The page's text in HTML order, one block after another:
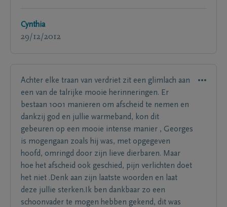
Cynthia
29/12/2012
Achter elke traan van verdriet zit een glimlach aan
een van de talrijke mooie herinneringen. Er
bestaan 1001 manieren om afscheid te nemen en
dankzij god en jullie warmeband, kon dit
gebeuren op een mooie intense manier , Georges
is mogengaan zoals hij was, met opgegeven
hoofd, omringd door zijn lieve dierbaren. Maar
hoe het afscheid ook geschied, pijn verlichten doet
het niet .Denk aan zijn laatste woorden en laat
deze jullie sterken.Ik ben dankbaar zo een
schoonvader te mogen hebben gekend, dit was